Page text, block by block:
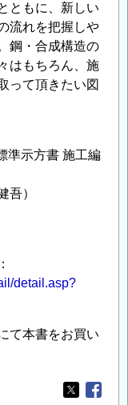
ともに、新しい
流れを把握しや
鋼・合成構造の
はもちろん、施
って頂きたい図
準示方書 施工編
）
detail.asp?
て本書をお買い
Opens in